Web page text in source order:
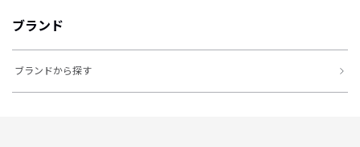
ブランド
ブランドから探す